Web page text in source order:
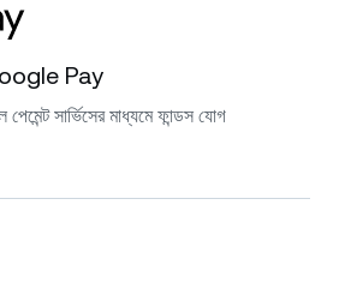
Pay
সার্ভিসের মাধ্যমে ফান্ডস যোগ